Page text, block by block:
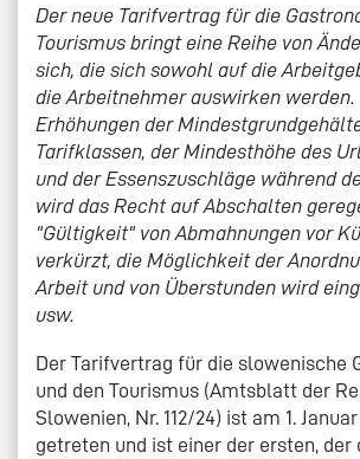
Der neue Tarifvertrag für die
Tourismus bringt eine Reihe von
sich, die sich sowohl auf die
die Arbeitnehmer auswirken werden.
Erhöhungen der
Tarifklassen, der Mindesthöhe des
und der Essenszuschläge während
wird das Recht auf Abschalten
"Gültigkeit" von Abmahnungen vor
verkürzt, die Möglichkeit der
Arbeit und von Überstunden wird
usw.
Der Tarifvertrag für die slowenische
und den Tourismus (Amtsblatt der
Slowenien, Nr. 112/24) ist am 1.
getreten und ist einer der ersten, der